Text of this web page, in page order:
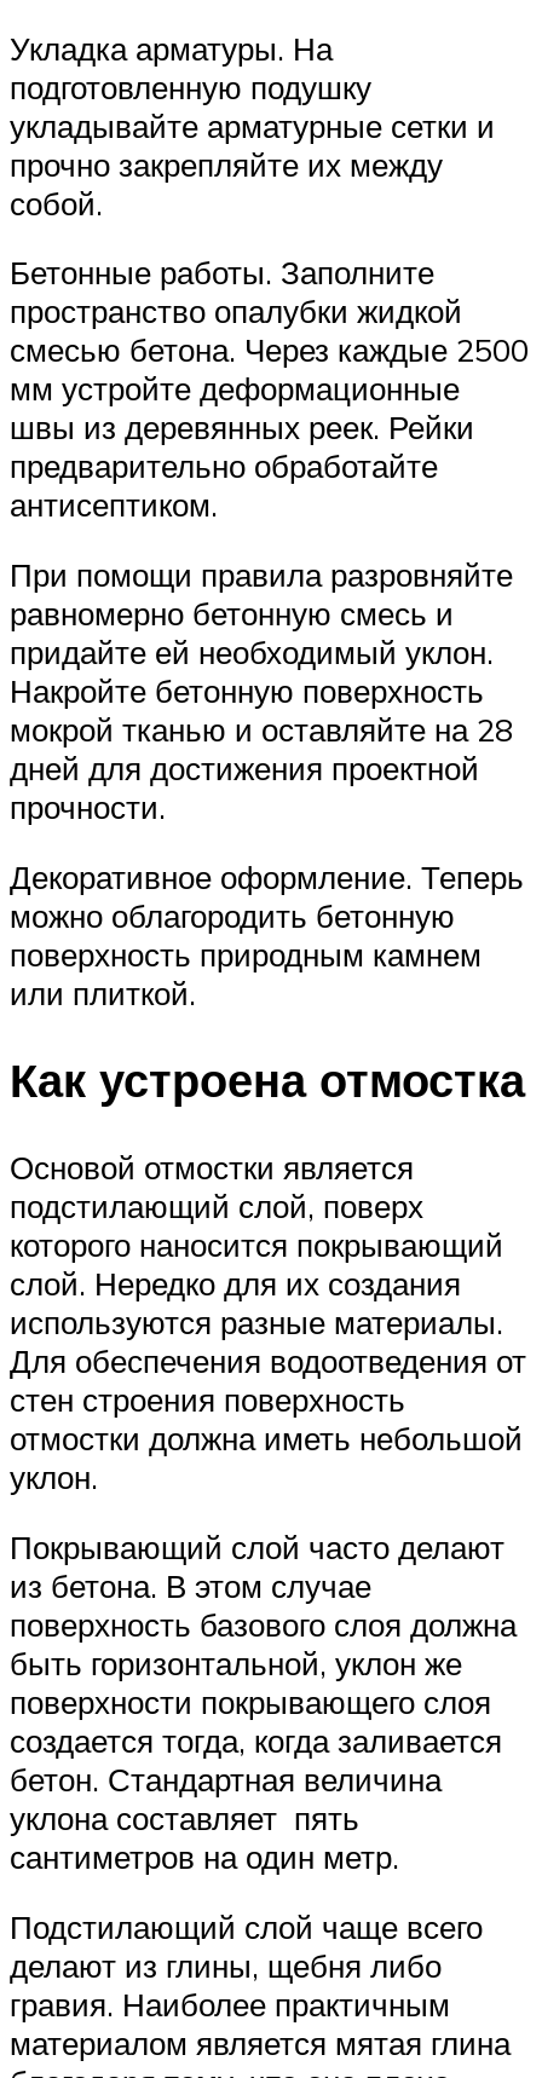
Укладка арматуры. На
подготовленную подушку
укладывайте арматурные сетки и
прочно закрепляйте их между
собой.
Бетонные работы. Заполните
пространство опалубки жидкой
смесью бетона. Через каждые 2500
мм устройте деформационные
швы из деревянных реек. Рейки
предварительно обработайте
антисептиком.
При помощи правила разровняйте
равномерно бетонную смесь и
придайте ей необходимый уклон.
Накройте бетонную поверхность
мокрой тканью и оставляйте на 28
дней для достижения проектной
прочности.
Декоративное оформление. Теперь
можно облагородить бетонную
поверхность природным камнем
или плиткой.
Как устроена отмостка
Основой отмостки является
подстилающий слой, поверх
которого наносится покрывающий
слой. Нередко для их создания
используются разные материалы.
Для обеспечения водоотведения от
стен строения поверхность
отмостки должна иметь небольшой
уклон.
Покрывающий слой часто делают
из бетона. В этом случае
поверхность базового слоя должна
быть горизонтальной, уклон же
поверхности покрывающего слоя
создается тогда, когда заливается
бетон. Стандартная величина
уклона составляет пять
сантиметров на один метр.
Подстилающий слой чаще всего
делают из глины, щебня либо
гравия. Наиболее практичным
материалом является мятая глина